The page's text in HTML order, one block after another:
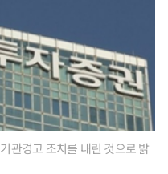
관경고 조치를 내린 것으로 밝